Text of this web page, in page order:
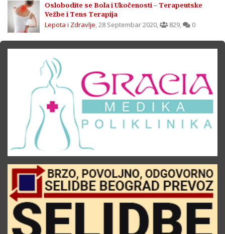
Oslobodite se Bola i Ukočenosti – Terapeutske
Vežbe i Tens Terapija
Lepota i Zdravlje,28 Septembar 2020, 829, 0